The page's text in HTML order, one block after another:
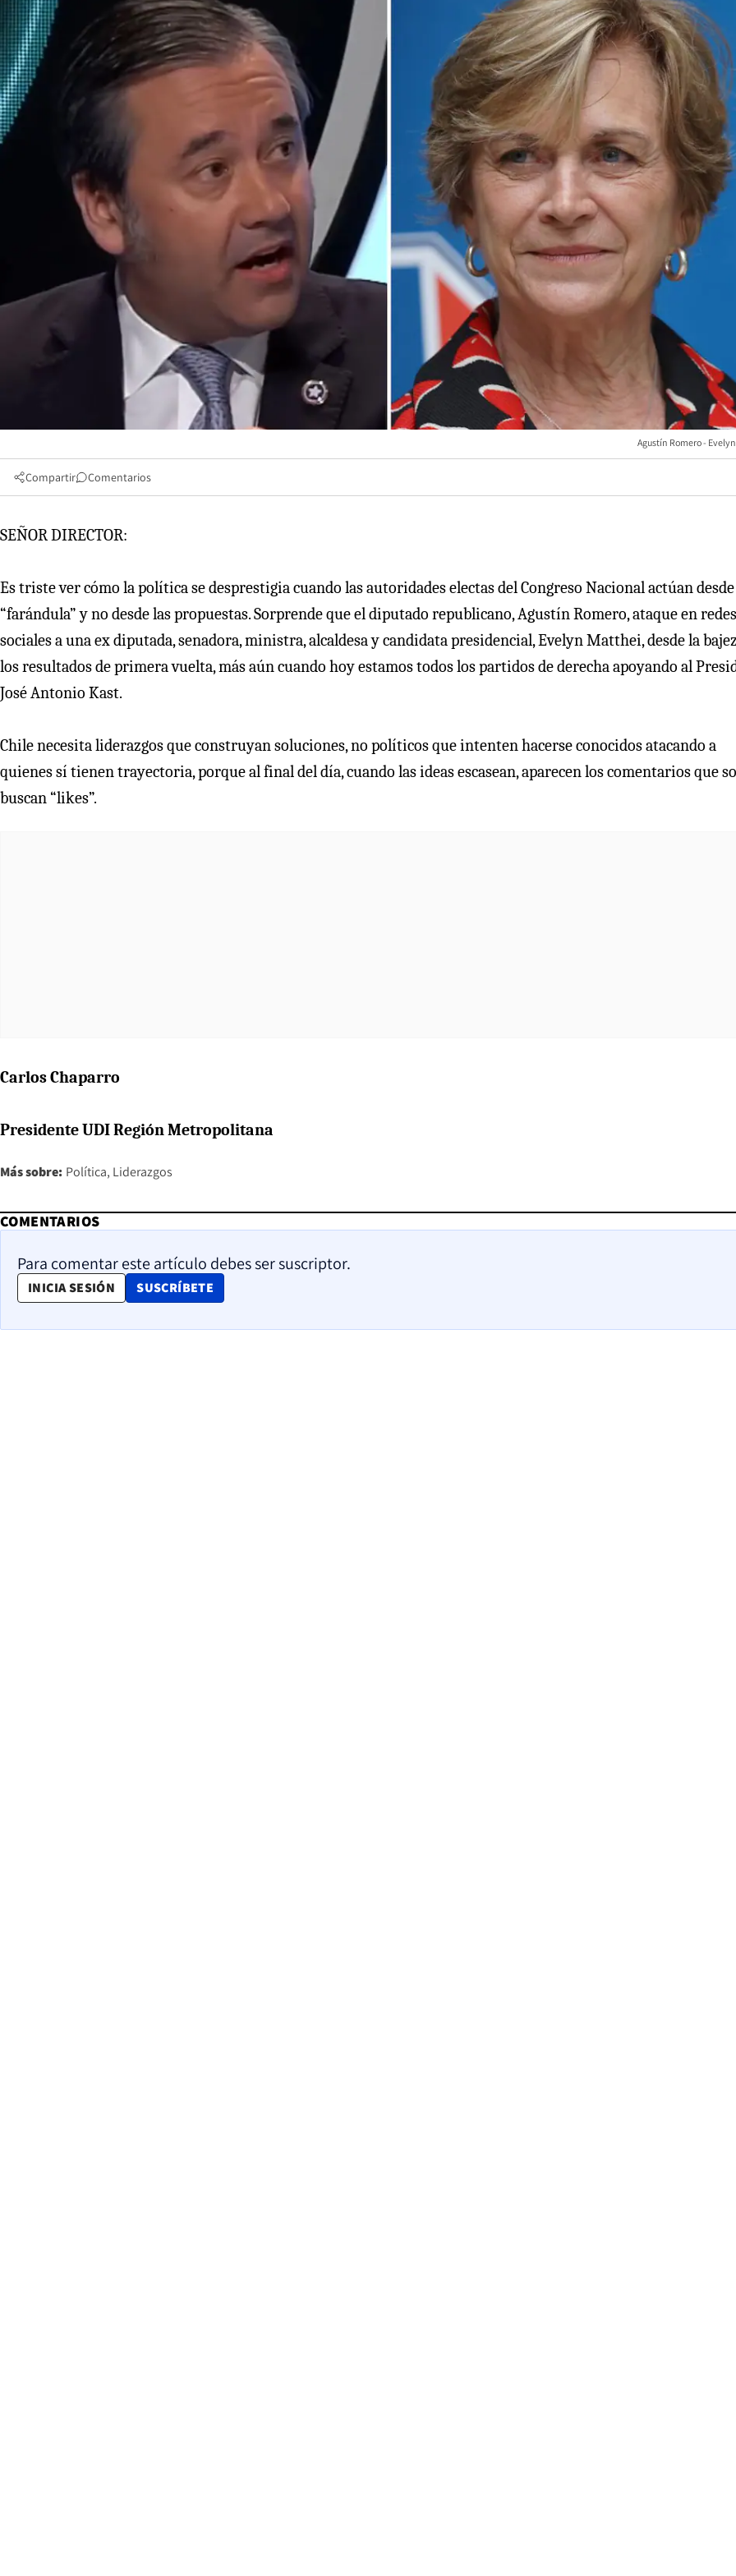
Agustín Romero -
Compartir Comentarios
SEÑOR DIRECTOR:
Es triste ver cómo la política se desprestigia cuando las autoridades electas del Congreso Nacional actúan
“farándula” y no desde las propuestas. Sorprende que el diputado republicano, Agustín Romero, ataque en redes
sociales a una ex diputada, senadora, ministra, alcaldesa y candidata presidencial, Evelyn Matthei, desde la
los resultados de primera vuelta, más aún cuando hoy estamos todos los partidos de derecha apoyando al
José Antonio Kast.
Chile necesita liderazgos que construyan soluciones, no políticos que intenten hacerse conocidos atacando a
quienes sí tienen trayectoria, porque al final del día, cuando las ideas escasean, aparecen los comentarios que
buscan “likes”.
Carlos Chaparro
Presidente UDI Región Metropolitana
Más sobre: Política Liderazgos
COMENTARIOS
Para comentar este artículo debes ser suscriptor.
INICIA SESIÓN SUSCRÍBETE
OPENS IN NEW WINDOW